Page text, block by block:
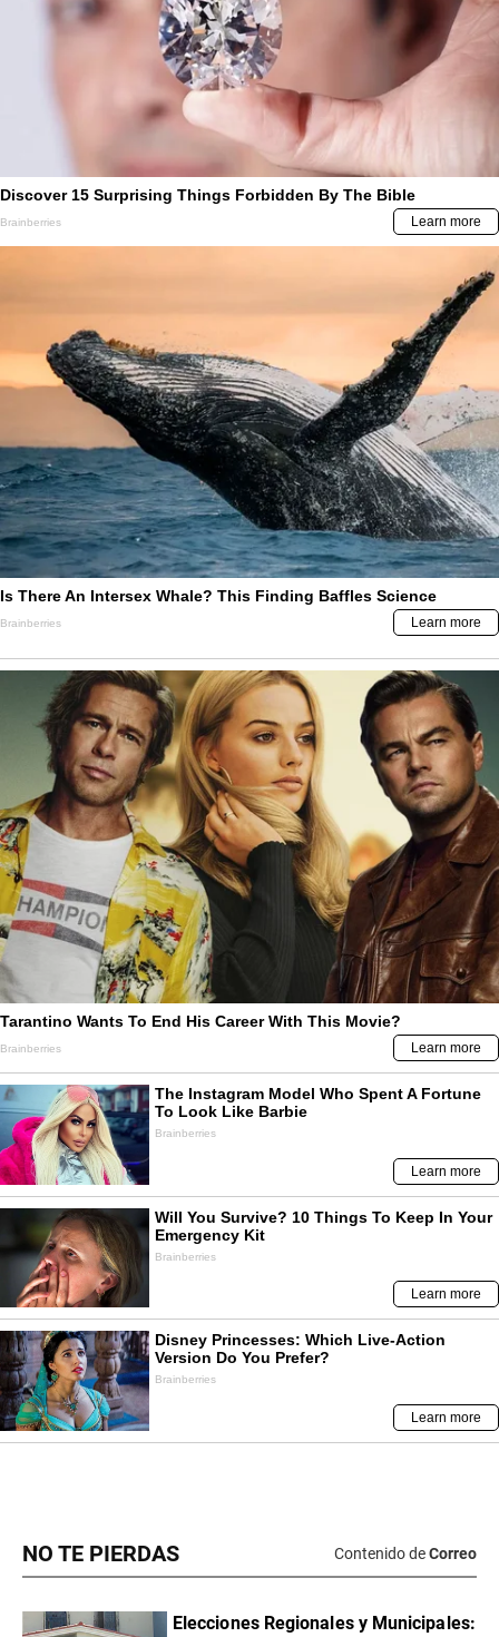
NO TE PIERDAS Contenido deCorreo
Elecciones Regionales y Municipales: